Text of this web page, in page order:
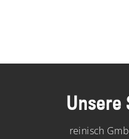
Unsere
reinisch